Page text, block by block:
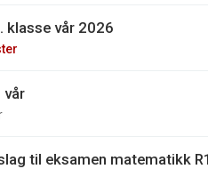
klasse vår 2026
vår
til eksamen matematikk